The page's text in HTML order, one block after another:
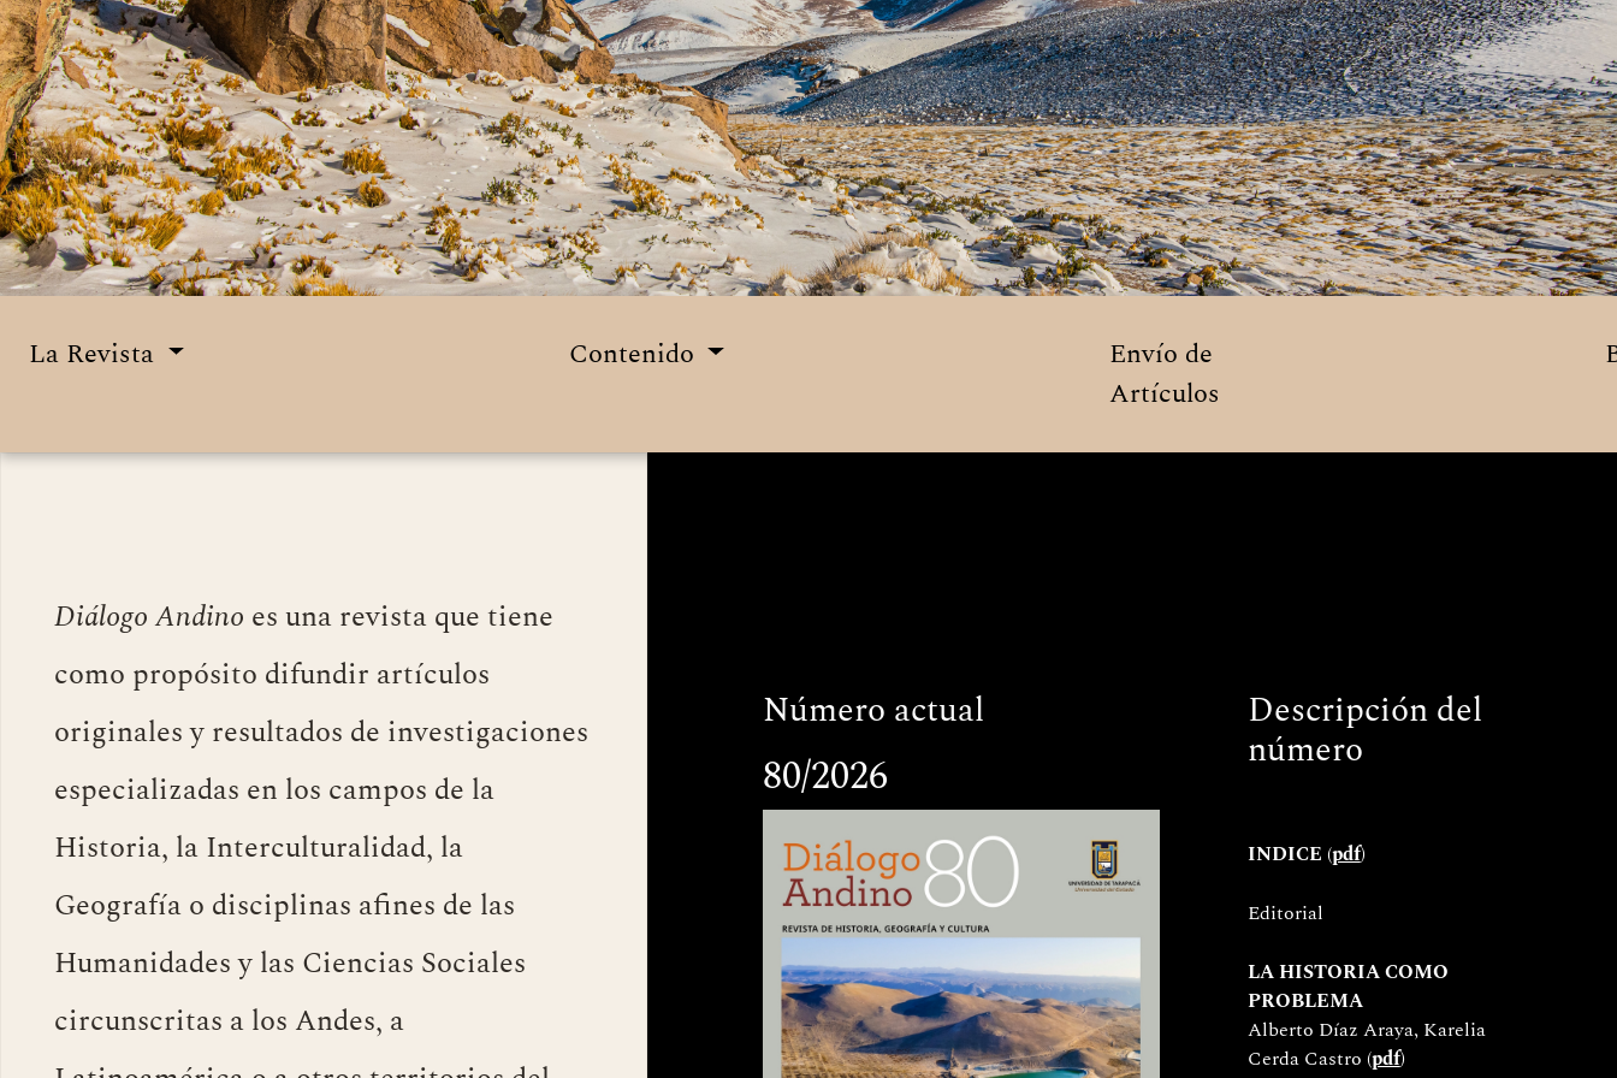
La Revista Contenido
Envío de
Artículos
Diálogo Andino es una revista que tiene
como propósito difundir artículos
originales y resultados de investigaciones
especializadas en los campos de la
Historia, la Interculturalidad, la
Geografía o disciplinas afines de las
Humanidades y las Ciencias Sociales
circunscritas a los Andes, a
Número actual
80/2026
Descripción del
número
INDICE (pdf)
Editorial
LA HISTORIA COMO
PROBLEMA
Alberto Díaz Araya, Karelia
Cerda Castro (pdf)